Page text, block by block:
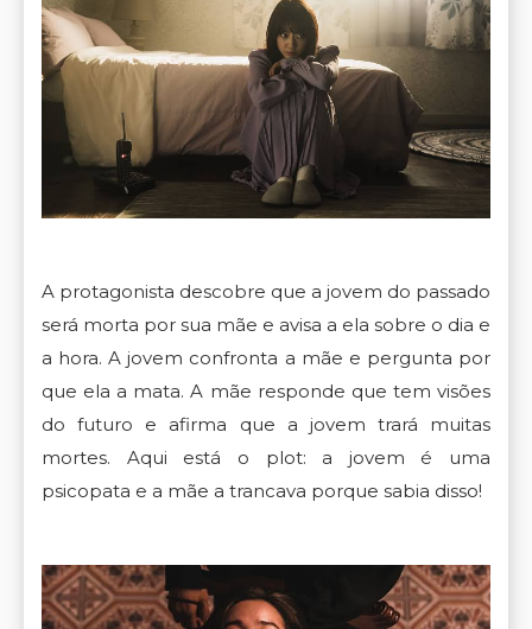
A protagonista descobre que a jovem do passado
será morta por sua mãe e avisa a ela sobre o dia e
a hora. A jovem confronta a mãe e pergunta por
que ela a mata. A mãe responde que tem visões
do futuro e afirma que a jovem trará muitas
mortes. Aqui está o plot: a jovem é uma
psicopata e a mãe a trancava porque sabia disso!